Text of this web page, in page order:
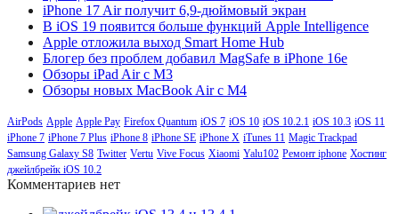
iPhone 17 Air получит 6,9-дюймовый экран
В iOS 19 появится больше функций Apple Intelligence
Apple отложила выход Smart Home Hub
Блогер без проблем добавил MagSafe в iPhone 16e
Обзоры iPad Air с M3
Обзоры новых MacBook Air с M4
AirPods Apple Apple Pay Firefox Quantum iOS 7 iOS 10 iOS 10.2.1 iOS 10.3 iOS 11
iPhone 7 iPhone 7 Plus iPhone 8 iPhone SE iPhone X iTunes 11 Magic Trackpad
Samsung Galaxy S8 Twitter Vertu Vive Focus Xiaomi Yalu102 Ремонт iphone Хостинг
джейлбрейк iOS 10.2
Комментариев нет